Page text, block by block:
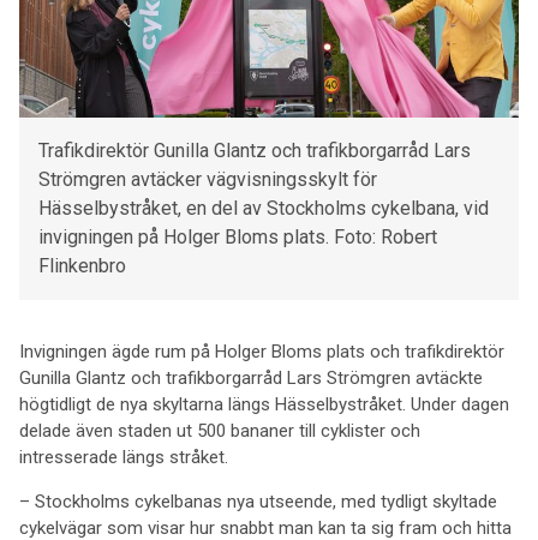
Trafikdirektör Gunilla Glantz och trafikborgarråd Lars
Strömgren avtäcker vägvisningsskylt för
Hässelbystråket, en del av Stockholms cykelbana, vid
invigningen på Holger Bloms plats. Foto: Robert
Flinkenbro
Invigningen ägde rum på Holger Bloms plats och trafikdirektör
Gunilla Glantz och trafikborgarråd Lars Strömgren avtäckte
högtidligt de nya skyltarna längs Hässelbystråket. Under dagen
delade även staden ut 500 bananer till cyklister och
intresserade längs stråket.
– Stockholms cykelbanas nya utseende, med tydligt skyltade
cykelvägar som visar hur snabbt man kan ta sig fram och hitta